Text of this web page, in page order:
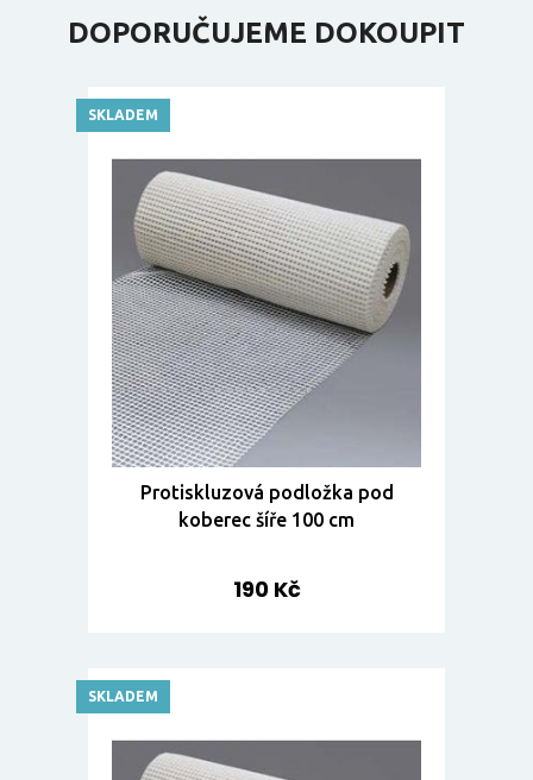
DOPORUČUJEME DOKOUPIT
Protiskluzová podložka pod
koberec šíře 100 cm
190 Kč
SKLADEM
SKLADEM